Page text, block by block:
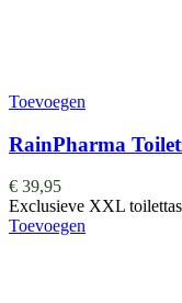
Toevoegen
RainPharma
€ 39,95
Exclusieve XXL
Toevoegen